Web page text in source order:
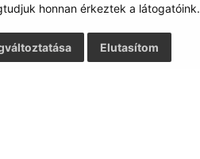
honnan érkeztek a látogatóink.
Elutasítom